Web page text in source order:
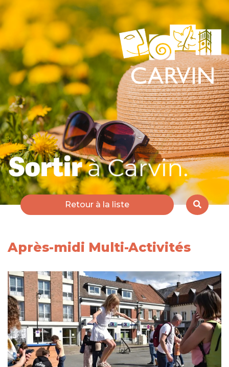
Retour à la liste
Après-midi Multi-Activités